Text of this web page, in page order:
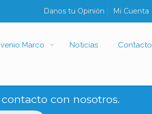
Danos tu Opinión Mi Cuenta
Marco Noticias Contacto
con nosotros.